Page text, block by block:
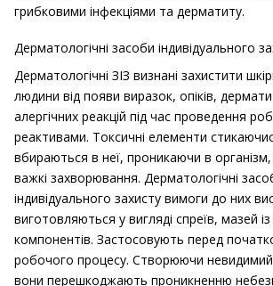
грибковими інфекціями та дерматиту.
Дерматологічні засоби індивідуального
Дерматологічні ЗІЗ визнані захистити
людини від появи виразок, опіків,
алергічних реакцій під час проведення
реактивами. Токсичні елементи
вбираються в неї, проникаючи в
важкі захворювання. Дерматологічні
індивідуального захисту вимоги до них
виготовляються у вигляді спреїв, мазей
компонентів. Застосовують перед
робочого процесу. Створюючи невидимий
вони перешкоджають проникненню